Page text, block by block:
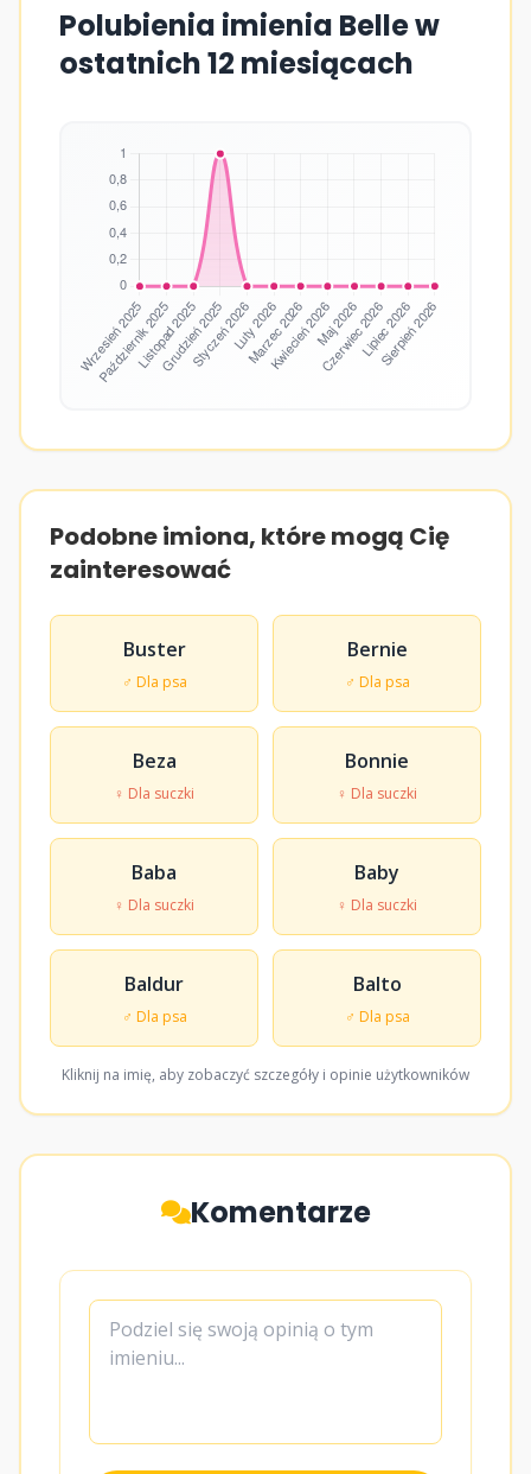
Polubienia imienia Belle w
ostatnich 12 miesiącach
Podobne imiona, które mogą Cię
zainteresować
Buster
♂ Dla psa
Bernie
♂ Dla psa
Beza
♀ Dla suczki
Bonnie
♀ Dla suczki
Baba
♀ Dla suczki
Baby
♀ Dla suczki
Baldur
♂ Dla psa
Balto
♂ Dla psa
Kliknij na imię, aby zobaczyć szczegóły i opinie użytkowników
Komentarze